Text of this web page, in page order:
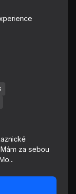
za sebou